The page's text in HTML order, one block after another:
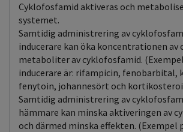
Cyklofosfamid aktiveras och
systemet.
Samtidig administrering av
inducerare kan öka koncentrationen av
metaboliter av cyklofosfamid. (Exempel
inducerare är: rifampicin, fenobarbital,
fenytoin, johannesört och
Samtidig administrering av
hämmare kan minska aktiveringen av
och därmed minska effekten. (Exempel